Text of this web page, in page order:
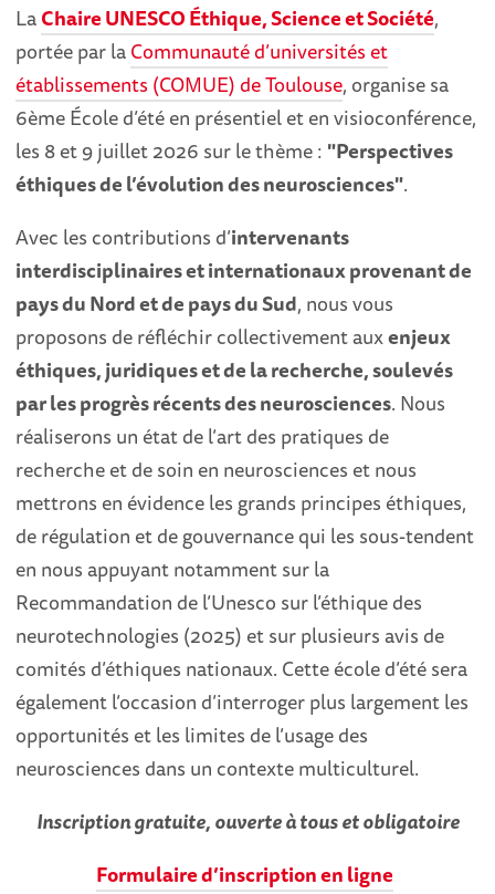
LaChaire UNESCO Éthique, Science et Société,
portée par laCommunauté d’universités et
établissements (COMUE) de Toulouse, organise sa
6ème École d’été en présentiel et en visioconférence,
les 8 et 9 juillet 2026 sur le thème : "Perspectives
éthiques de l’évolution des neurosciences".
Avec les contributions d’intervenants
interdisciplinaires et internationaux provenant de
pays du Nord et de pays du Sud, nous vous
proposons de réfléchir collectivement auxenjeux
éthiques, juridiques et de la recherche, soulevés
par les progrès récents des neurosciences. Nous
réaliserons un état de l’art des pratiques de
recherche et de soin en neurosciences et nous
mettrons en évidence les grands principes éthiques,
de régulation et de gouvernance qui les sous-tendent
en nous appuyant notamment sur la
Recommandation de l’Unesco sur l’éthique des
neurotechnologies (2025) et sur plusieurs avis de
comités d’éthiques nationaux. Cette école d’été sera
également l’occasion d’interroger plus largement les
opportunités et les limites de l’usage des
neurosciences dans un contexte multiculturel.
Inscription gratuite, ouverte à tous et obligatoire
Formulaire d’inscription en ligne